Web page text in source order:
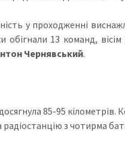
у проходженні
13 команд, вісім
Чернявський.
85-95 кілометрів.
з чотирма